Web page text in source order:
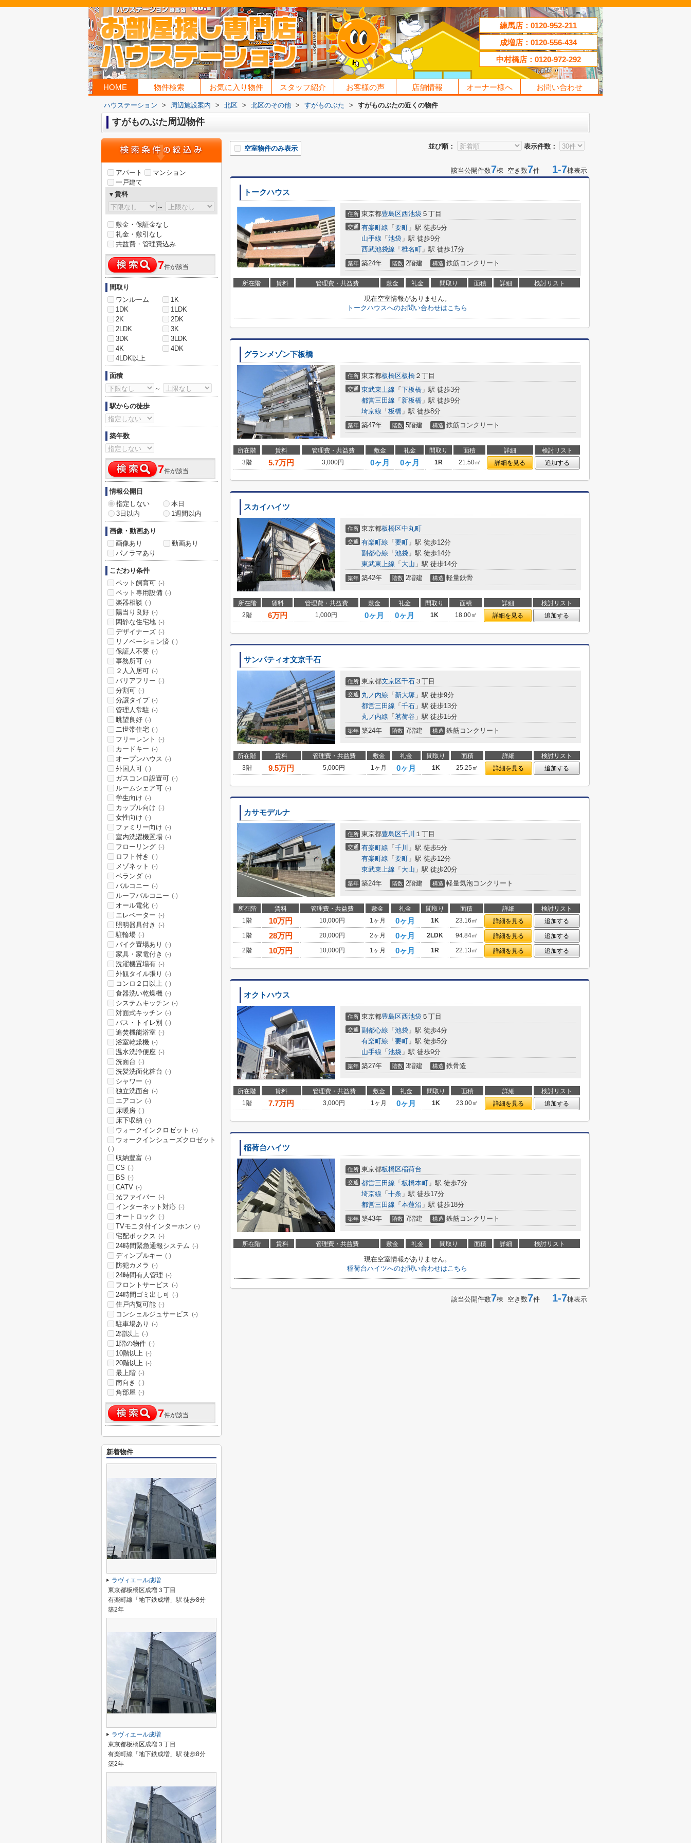
練馬店：0120-952-211
成増店：0120-556-434
中村橋店：0120-972-292
HOME 物件検索 お気に入り物件 スタッフ紹介 お客様の声 店舗情報 オーナー様へ お問い合わせ
ハウステーション > 周辺施設案内 > 北区 > 北区のその他 > すがものぶた > すがものぶたの近くの物件
すがものぶた周辺物件
並び順： 表示件数：
空室物件のみ表示
該当公開件数7棟 空き数7件 1-7棟表示
トークハウス
住所 東京都豊島区西池袋 ５丁目
交通 有楽町線 「 要町 」駅 徒歩5分
山手線 「 池袋 」駅 徒歩9分
西武池袋線 「 椎名町 」駅 徒歩17分
築年 築24年 階数 2階建 構造 鉄筋コンクリート
所在階 賃料 管理費・共益費 敷金 礼金 間取り 面積 詳細 検討リスト
現在空室情報がありません。
トークハウスへのお問い合わせはこちら
グランメゾン下板橋
住所 東京都板橋区板橋 ２丁目
交通 東武東上線 「 下板橋 」駅 徒歩3分
都営三田線 「 新板橋 」駅 徒歩9分
埼京線 「 板橋 」駅 徒歩8分
築年 築47年 階数 5階建 構造 鉄筋コンクリート
所在階 賃料 管理費・共益費 敷金 礼金 間取り 面積 詳細
検討リスト
3階
5.7万円 3,000円 0ヶ月 0ヶ月 1R 21.50㎡ 詳細を見る 追加する
スカイハイツ
住所 東京都板橋区中丸町
交通 有楽町線 「 要町 」駅 徒歩12分
副都心線 「 池袋 」駅 徒歩14分
東武東上線 「 大山 」駅 徒歩14分
築年 築42年 階数 2階建 構造 軽量鉄骨
所在階 賃料 管理費・共益費 敷金 礼金 間取り 面積 詳細
検討リスト
2階
6万円 1,000円 0ヶ月 0ヶ月 1K 18.00㎡ 詳細を見る 追加する
サンパティオ文京千石
住所 東京都文京区千石 ３丁目
交通 丸ノ内線 「 新大塚 」駅 徒歩9分
都営三田線 「 千石 」駅 徒歩13分
丸ノ内線 「 茗荷谷 」駅 徒歩15分
築年 築24年 階数 7階建 構造 鉄筋コンクリート
所在階 賃料 管理費・共益費 敷金 礼金 間取り 面積 詳細
検討リスト
3階
9.5万円 5,000円 1ヶ月 0ヶ月 1K 25.25㎡ 詳細を見る 追加する
カサモデルナ
住所 東京都豊島区千川 １丁目
交通 有楽町線 「 千川 」駅 徒歩5分
有楽町線 「 要町 」駅 徒歩12分
東武東上線 「 大山 」駅 徒歩20分
築年 築24年 階数 2階建 構造 軽量気泡コンクリート
所在階 賃料 管理費・共益費 敷金 礼金 間取り 面積 詳細
検討リスト
1階
10万円 10,000円 1ヶ月 0ヶ月 1K 23.16㎡ 詳細を見る
追加する
1階
28万円 20,000円 2ヶ月 0ヶ月 2LDK 94.84㎡ 詳細を見る
追加する
2階
10万円 10,000円 1ヶ月 0ヶ月 1R 22.13㎡ 詳細を見る 追加する
オクトハウス
住所 東京都豊島区西池袋 ５丁目
交通 副都心線 「 池袋 」駅 徒歩4分
有楽町線 「 要町 」駅 徒歩5分
山手線 「 池袋 」駅 徒歩9分
築年 築27年 階数 3階建 構造 鉄骨造
所在階 賃料 管理費・共益費 敷金 礼金 間取り 面積 詳細
検討リスト
1階
7.7万円 3,000円 1ヶ月 0ヶ月 1K 23.00㎡ 詳細を見る 追加する
稲荷台ハイツ
住所 東京都板橋区稲荷台
交通 都営三田線 「 板橋本町 」駅 徒歩7分
埼京線 「 十条 」駅 徒歩17分
都営三田線 「 本蓮沼 」駅 徒歩18分
築年 築43年 階数 7階建 構造 鉄筋コンクリート
所在階 賃料 管理費・共益費 敷金 礼金 間取り 面積 詳細 検討リスト
現在空室情報がありません。
稲荷台ハイツへのお問い合わせはこちら
該当公開件数7棟 空き数7件 1-7棟表示
アパート
マンション
一戸建て
▼賃料
～
敷金・保証金なし
礼金・敷引なし
共益費・管理費込み
7件が該当
間取り
ワンルーム
1K
1DK
1LDK
2K
2DK
2LDK
3K
3DK
3LDK
4K
4DK
4LDK以上
面積
～
駅からの徒歩
築年数
7件が該当
情報公開日
指定しない
本日
3日以内
1週間以内
画像・動画あり
画像あり
動画あり
パノラマあり
こだわり条件
ペット飼育可 (-)
ペット専用設備 (-)
楽器相談 (-)
陽当り良好 (-)
閑静な住宅地 (-)
デザイナーズ (-)
リノベーション済 (-)
保証人不要 (-)
事務所可 (-)
２人入居可 (-)
バリアフリー (-)
分割可 (-)
分譲タイプ (-)
管理人常駐 (-)
眺望良好 (-)
二世帯住宅 (-)
フリーレント (-)
カードキー (-)
オープンハウス (-)
外国人可 (-)
ガスコンロ設置可 (-)
ルームシェア可 (-)
学生向け (-)
カップル向け (-)
女性向け (-)
ファミリー向け (-)
室内洗濯機置場 (-)
フローリング (-)
ロフト付き (-)
メゾネット (-)
ベランダ (-)
バルコニー (-)
ルーフバルコニー (-)
オール電化 (-)
エレベーター (-)
照明器具付き (-)
駐輪場 (-)
バイク置場あり (-)
家具・家電付き (-)
洗濯機置場有 (-)
外観タイル張り (-)
コンロ２口以上 (-)
食器洗い乾燥機 (-)
システムキッチン (-)
対面式キッチン (-)
バス・トイレ別 (-)
追焚機能浴室 (-)
浴室乾燥機 (-)
温水洗浄便座 (-)
洗面台 (-)
洗髪洗面化粧台 (-)
シャワー (-)
独立洗面台 (-)
エアコン (-)
床暖房 (-)
床下収納 (-)
ウォークインクロゼット (-)
ウォークインシューズクロゼット
(-)
収納豊富 (-)
CS (-)
BS (-)
CATV (-)
光ファイバー (-)
インターネット対応 (-)
オートロック (-)
TVモニタ付インターホン (-)
宅配ボックス (-)
24時間緊急通報システム (-)
ディンプルキー (-)
防犯カメラ (-)
24時間有人管理 (-)
フロントサービス (-)
24時間ゴミ出し可 (-)
住戸内覧可能 (-)
コンシェルジュサービス (-)
駐車場あり (-)
2階以上 (-)
1階の物件 (-)
10階以上 (-)
20階以上 (-)
最上階 (-)
南向き (-)
角部屋 (-)
7件が該当
新着物件
ラヴィエール成増
東京都板橋区成増３丁目
有楽町線「地下鉄成増」駅 徒歩8分
築2年
ラヴィエール成増
東京都板橋区成増３丁目
有楽町線「地下鉄成増」駅 徒歩8分
築2年